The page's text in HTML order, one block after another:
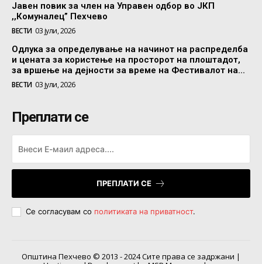
Јавен повик за член на Управен одбор во ЈКП
,,Комуналец” Пехчево
ВЕСТИ 03 јули, 2026
Одлука за определување на начинот на распределба
и цената за користење на просторот на плоштадот,
за вршење на дејности за време на Фестивалот на...
ВЕСТИ 03 јули, 2026
Преплати се
ПРЕПЛАТИ СЕ
Се согласувам со политиката на приватност.
Општина Пехчево © 2013 - 2024 Сите права се задржани |